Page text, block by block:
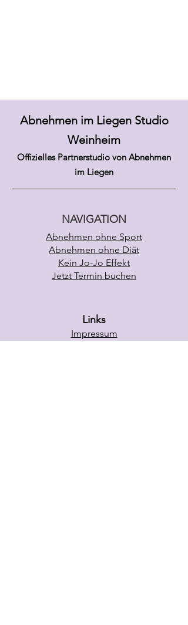
Abnehmen im Liegen Studio
Weinheim
Offizielles Partnerstudio von Abnehmen
im Liegen
NAVIGATION
Abnehmen ohne Sport
Abnehmen ohne Diät
Kein Jo-Jo Effekt
Jetzt Termin buchen
Links
Impressum